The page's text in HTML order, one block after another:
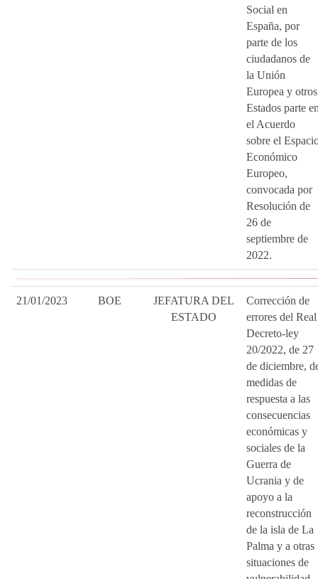
Social en
España, por
parte de los
ciudadanos de
la Unión
Europea y otros
Estados parte
el Acuerdo
sobre el
Económico
Europeo,
convocada por
Resolución de
26 de
septiembre de
2022.
21/01/2023 BOE
JEFATURA DEL
ESTADO
Corrección de
errores del Real
Decreto-ley
20/2022, de 27
de diciembre,
medidas de
respuesta a las
consecuencias
económicas y
sociales de la
Guerra de
Ucrania y de
apoyo a la
reconstrucción
de la isla de La
Palma y a otras
situaciones de